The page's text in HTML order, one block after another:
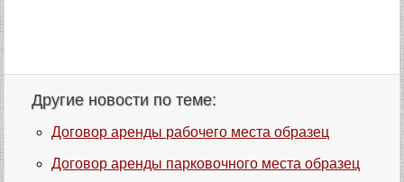
Другие новости по теме:
Договор аренды рабочего места образец
Договор аренды парковочного места образец